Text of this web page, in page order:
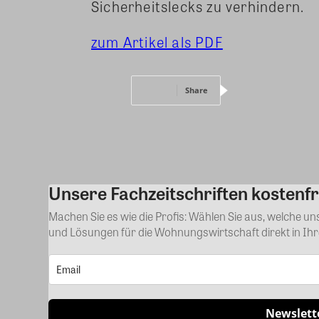
Sicherheitslecks zu verhindern.
zum Artikel als PDF
Share
Unsere Fachzeitschriften
Machen Sie es wie die Profis: Wählen Sie aus, welche
und Lösungen für die Wohnungswirtschaft direkt in